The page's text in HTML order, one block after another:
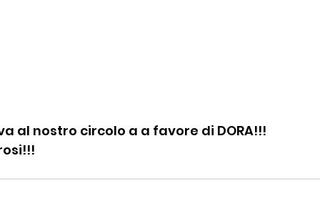
al nostro circolo a a favore di DORA!!!